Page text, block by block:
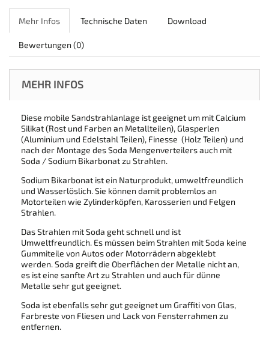
Mehr Infos Technische Daten Download
Bewertungen (0)
MEHR INFOS
Diese mobile Sandstrahlanlage ist geeignet um mit Calcium
Silikat (Rost und Farben an Metallteilen), Glasperlen
(Aluminium und Edelstahl Teilen), Finesse (Holz Teilen) und
nach der Montage des Soda Mengenverteilers auch mit
Soda / Sodium Bikarbonat zu Strahlen.
Sodium Bikarbonat ist ein Naturprodukt, umweltfreundlich
und Wasserlöslich. Sie können damit problemlos an
Motorteilen wie Zylinderköpfen, Karosserien und Felgen
Strahlen.
Das Strahlen mit Soda geht schnell und ist
Umweltfreundlich. Es müssen beim Strahlen mit Soda keine
Gummiteile von Autos oder Motorrädern abgeklebt
werden. Soda greift die Oberflächen der Metalle nicht an,
es ist eine sanfte Art zu Strahlen und auch für dünne
Metalle sehr gut geeignet.
Soda ist ebenfalls sehr gut geeignet um Graffiti von Glas,
Farbreste von Fliesen und Lack von Fensterrahmen zu
entfernen.